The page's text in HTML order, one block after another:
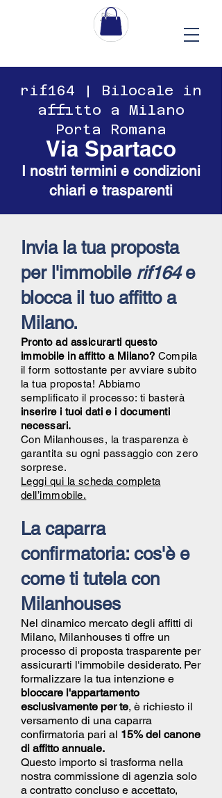
​​rif164 | Bilocale in
affitto a Milano
Porta Romana
Via Spartaco
I nostri termini e condizioni
chiari e trasparenti
Invia la tua proposta
per l'immobile rif164e
blocca il tuo affitto a
Milano.
Pronto ad assicurarti questo
immobile in affitto a Milano? Compila
il form sottostante per avviare subito
la tua proposta! Abbiamo
semplificato il processo: ti basterà
inserire i tuoi dati e i documenti
necessari.
Con Milanhouses, la trasparenza è
garantita su ogni passaggio con zero
sorprese.
Leggi qui la scheda completa
dell’immobile.
La caparra
confirmatoria: cos'è e
come ti tutela con
Milanhouses
Nel dinamico mercato degli affitti di
Milano, Milanhouses ti offre un
processo di proposta trasparente per
assicurarti l'immobile desiderato. Per
formalizzare la tua intenzione e
bloccare l'appartamento
esclusivamente per te, è richiesto il
versamento di una caparra
confirmatoria pari al 15% del canone
di affitto annuale.
Questo importo si trasforma nella
nostra commissione di agenzia solo
a contratto concluso e accettato,